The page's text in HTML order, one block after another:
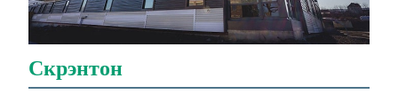
Скрэнтон